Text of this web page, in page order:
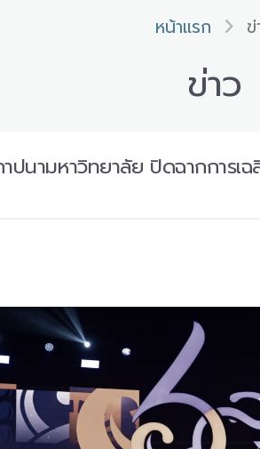
หน้าแรก
ข่าว
ปนามหาวิทยาลัย ปิดฉากการ